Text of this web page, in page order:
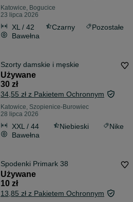
Katowice, Bogucice
23 lipca 2026
XL / 42 Czarny
Pozostałe
Bawełna
Szorty damskie i męskie
Używane
30 zł
34,55 zł z Pakietem Ochronnym
Katowice, Szopienice-Burowiec
28 lipca 2026
XXL / 44 Niebieski
Nike
Bawełna
Spodenki Primark 38
Używane
10 zł
13,85 zł z Pakietem Ochronnym